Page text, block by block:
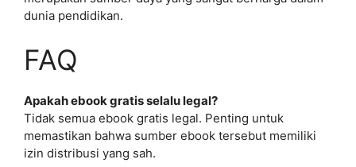
dunia pendidikan.
FAQ
Apakah ebook gratis selalu legal?
Tidak semua ebook gratis legal. Penting untuk
memastikan bahwa sumber ebook tersebut memiliki
izin distribusi yang sah.